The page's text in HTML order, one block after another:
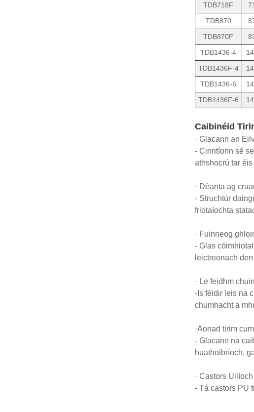
TDB718F
TDB870
TDB870F
TDB1436-4
TDB1436F-4
TDB1436-6
TDB1436F-6
Caibinéid
· Glacann an
- Cinntíonn sé
athshocrú tar
· Déanta ag
- Struchtúr
friotaíochta
· Fuinneog
- Glas
leictreonach
· Le feidhm
-Is féidir leis na
chumhacht a
·Aonad tirim
- Glacann na
huathoibríoch,
· Castors
- Tá castors PU